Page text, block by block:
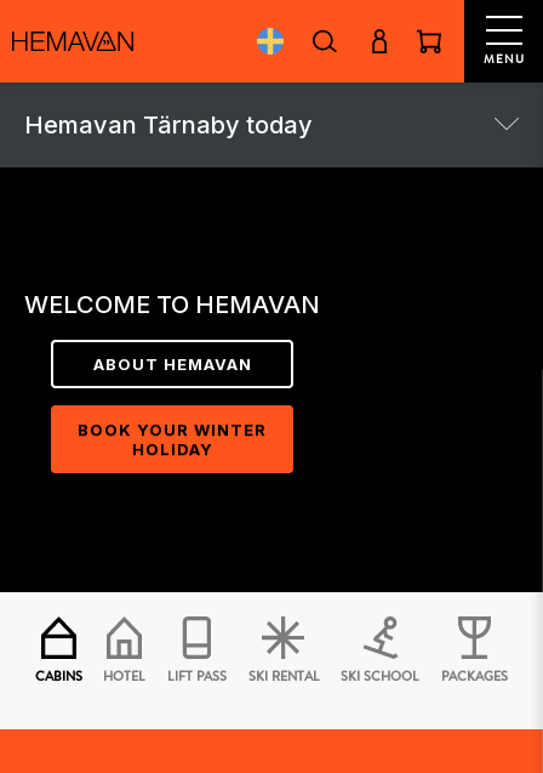
MENU
Hemavan Tärnaby today
WELCOME TO HEMAVAN
ABOUT HEMAVAN
BOOK YOUR WINTER
HOLIDAY
CABINS HOTEL LIFT PASS SKI RENTAL SKI SCHOOL PACKAGES